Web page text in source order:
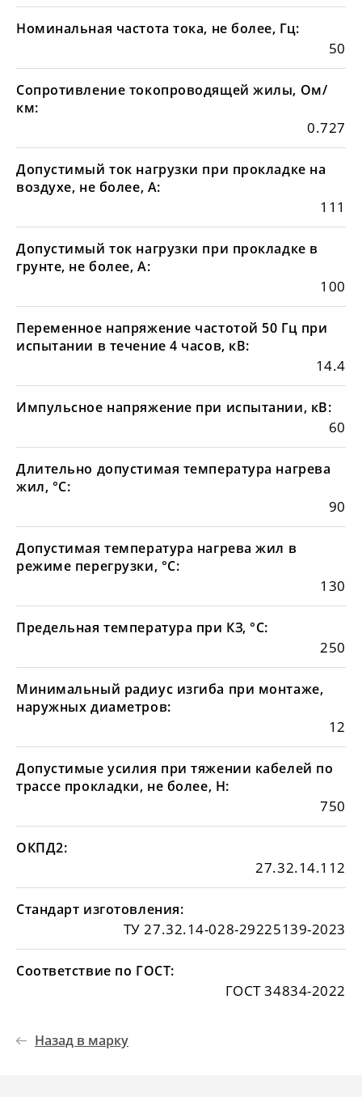
Номинальная частота тока, не более, Гц:
50
Сопротивление токопроводящей жилы, Ом/
км:
0.727
Допустимый ток нагрузки при прокладке на
воздухе, не более, А:
111
Допустимый ток нагрузки при прокладке в
грунте, не более, А:
100
Переменное напряжение частотой 50 Гц при
испытании в течение 4 часов, кВ:
14.4
Импульсное напряжение при испытании, кВ:
60
Длительно допустимая температура нагрева
жил, °С:
90
Допустимая температура нагрева жил в
режиме перегрузки, °С:
130
Предельная температура при КЗ, °С:
250
Минимальный радиус изгиба при монтаже,
наружных диаметров:
12
Допустимые усилия при тяжении кабелей по
трассе прокладки, не более, Н:
750
ОКПД2:
27.32.14.112
Стандарт изготовления:
ТУ 27.32.14-028-29225139-2023
Соответствие по ГОСТ:
ГОСТ 34834-2022
Назад в марку